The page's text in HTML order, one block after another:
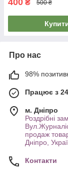
400 ₴ 500 ₴
Про нас
98%
Працює з
м. Дніпро
Роздрібні
продаж
Дніпро,
Контакти